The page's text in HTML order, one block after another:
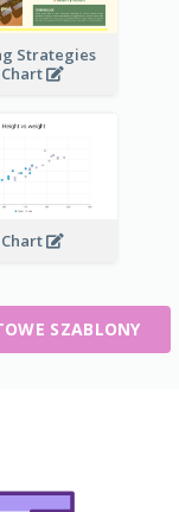
Strategies
SZABLONY